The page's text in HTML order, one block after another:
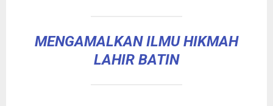
MENGAMALKAN ILMU HIKMAH
LAHIR BATIN